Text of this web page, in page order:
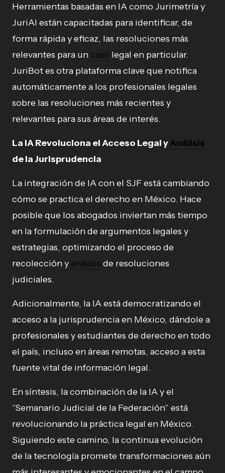
Herramientas basadas en IA como Jurimetría y
JuriAI están capacitadas para identificar, de
forma rápida y eficaz, las resoluciones más
relevantes para un caso legal en particular.
JuriBot es otra plataforma clave que notifica
automáticamente a los profesionales legales
sobre las resoluciones más recientes y
relevantes para sus áreas de interés.
La IA Revoluciona el Acceso Legal yAnálisis
de la Jurisprudencia
La integración de IA con el SJF está cambiando
cómo se practica el derecho en México. Hace
posible que los abogados inviertan más tiempo
en la formulación de argumentos legales y
estrategias, optimizando el proceso de
recolección y análisis de resoluciones
judiciales.
Adicionalmente, la IA está democratizando el
acceso a la jurisprudencia en México, dándole a
profesionales y estudiantes de derecho en todo
el país, incluso en áreas remotas, acceso a esta
fuente vital de información legal.
En síntesis, la combinación de la IA y el
“Semanario Judicial de la Federación” está
revolucionando la práctica legal en México.
Siguiendo este camino, la continua evolución
de la tecnología promete transformaciones aún